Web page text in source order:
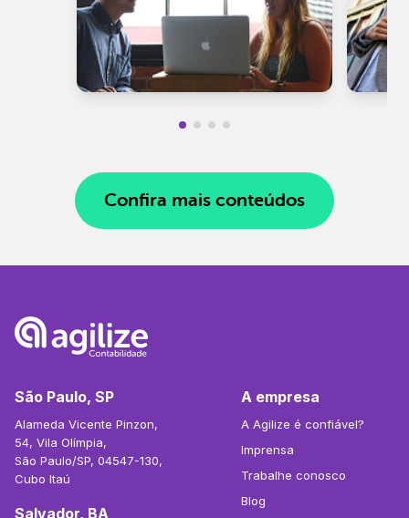
Confira mais conteúdos
São Paulo, SP
Alameda Vicente Pinzon,
54, Vila Olímpia,
São Paulo/SP, 04547-130,
Cubo Itaú
Salvador, BA
A empresa
A Agilize é confiável?
Imprensa
Trabalhe conosco
Blog